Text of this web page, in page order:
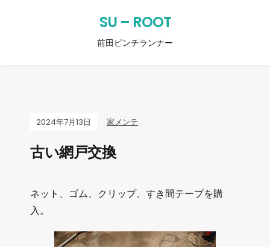
SU – ROOT
前田ピンチランナー
2024年7月13日 家メンテ
古い網戸交換
ネット、ゴム、クリップ、すき間テープを購
入。